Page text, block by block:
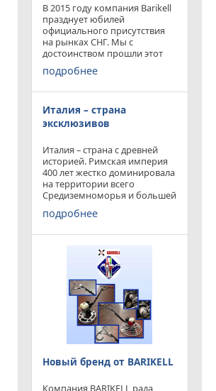
В 2015 году компания Barikell
празднует юбилей
официального присутствия
на рынках СНГ. Мы с
достоинством прошли этот
отрезок времени ,
конкурируя с
результатов и целей которые
перед собой ставили.
подробнее
Италия – страна
эксклюзивов
Италия – страна с древней
историей. Римская империя
400 лет жестко доминировала
на территории всего
Средиземноморья и большей
частью Европы. Императоры
и правители аппенин
Каждый гражданин Земли
подробнее
Новый бренд от BARIKELL
Компания BARIKELL рада